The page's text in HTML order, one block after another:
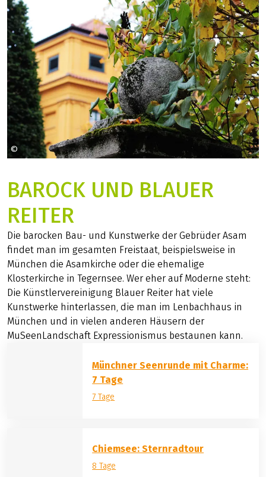
BAROCK UND BLAUER
REITER
Die barocken Bau- und Kunstwerke der Gebrüder Asam
findet man im gesamten Freistaat, beispielsweise in
München die Asamkirche oder die ehemalige
Klosterkirche in Tegernsee. Wer eher auf Moderne steht:
Die Künstlervereinigung Blauer Reiter hat viele
Kunstwerke hinterlassen, die man im Lenbachhaus in
München und in vielen anderen Häusern der
MuSeenLandschaft Expressionismus bestaunen kann.
Münchner Seenrunde mit Charme:
7 Tage
7 Tage
Chiemsee: Sternradtour
8 Tage
© bboellinger auf Pixabay